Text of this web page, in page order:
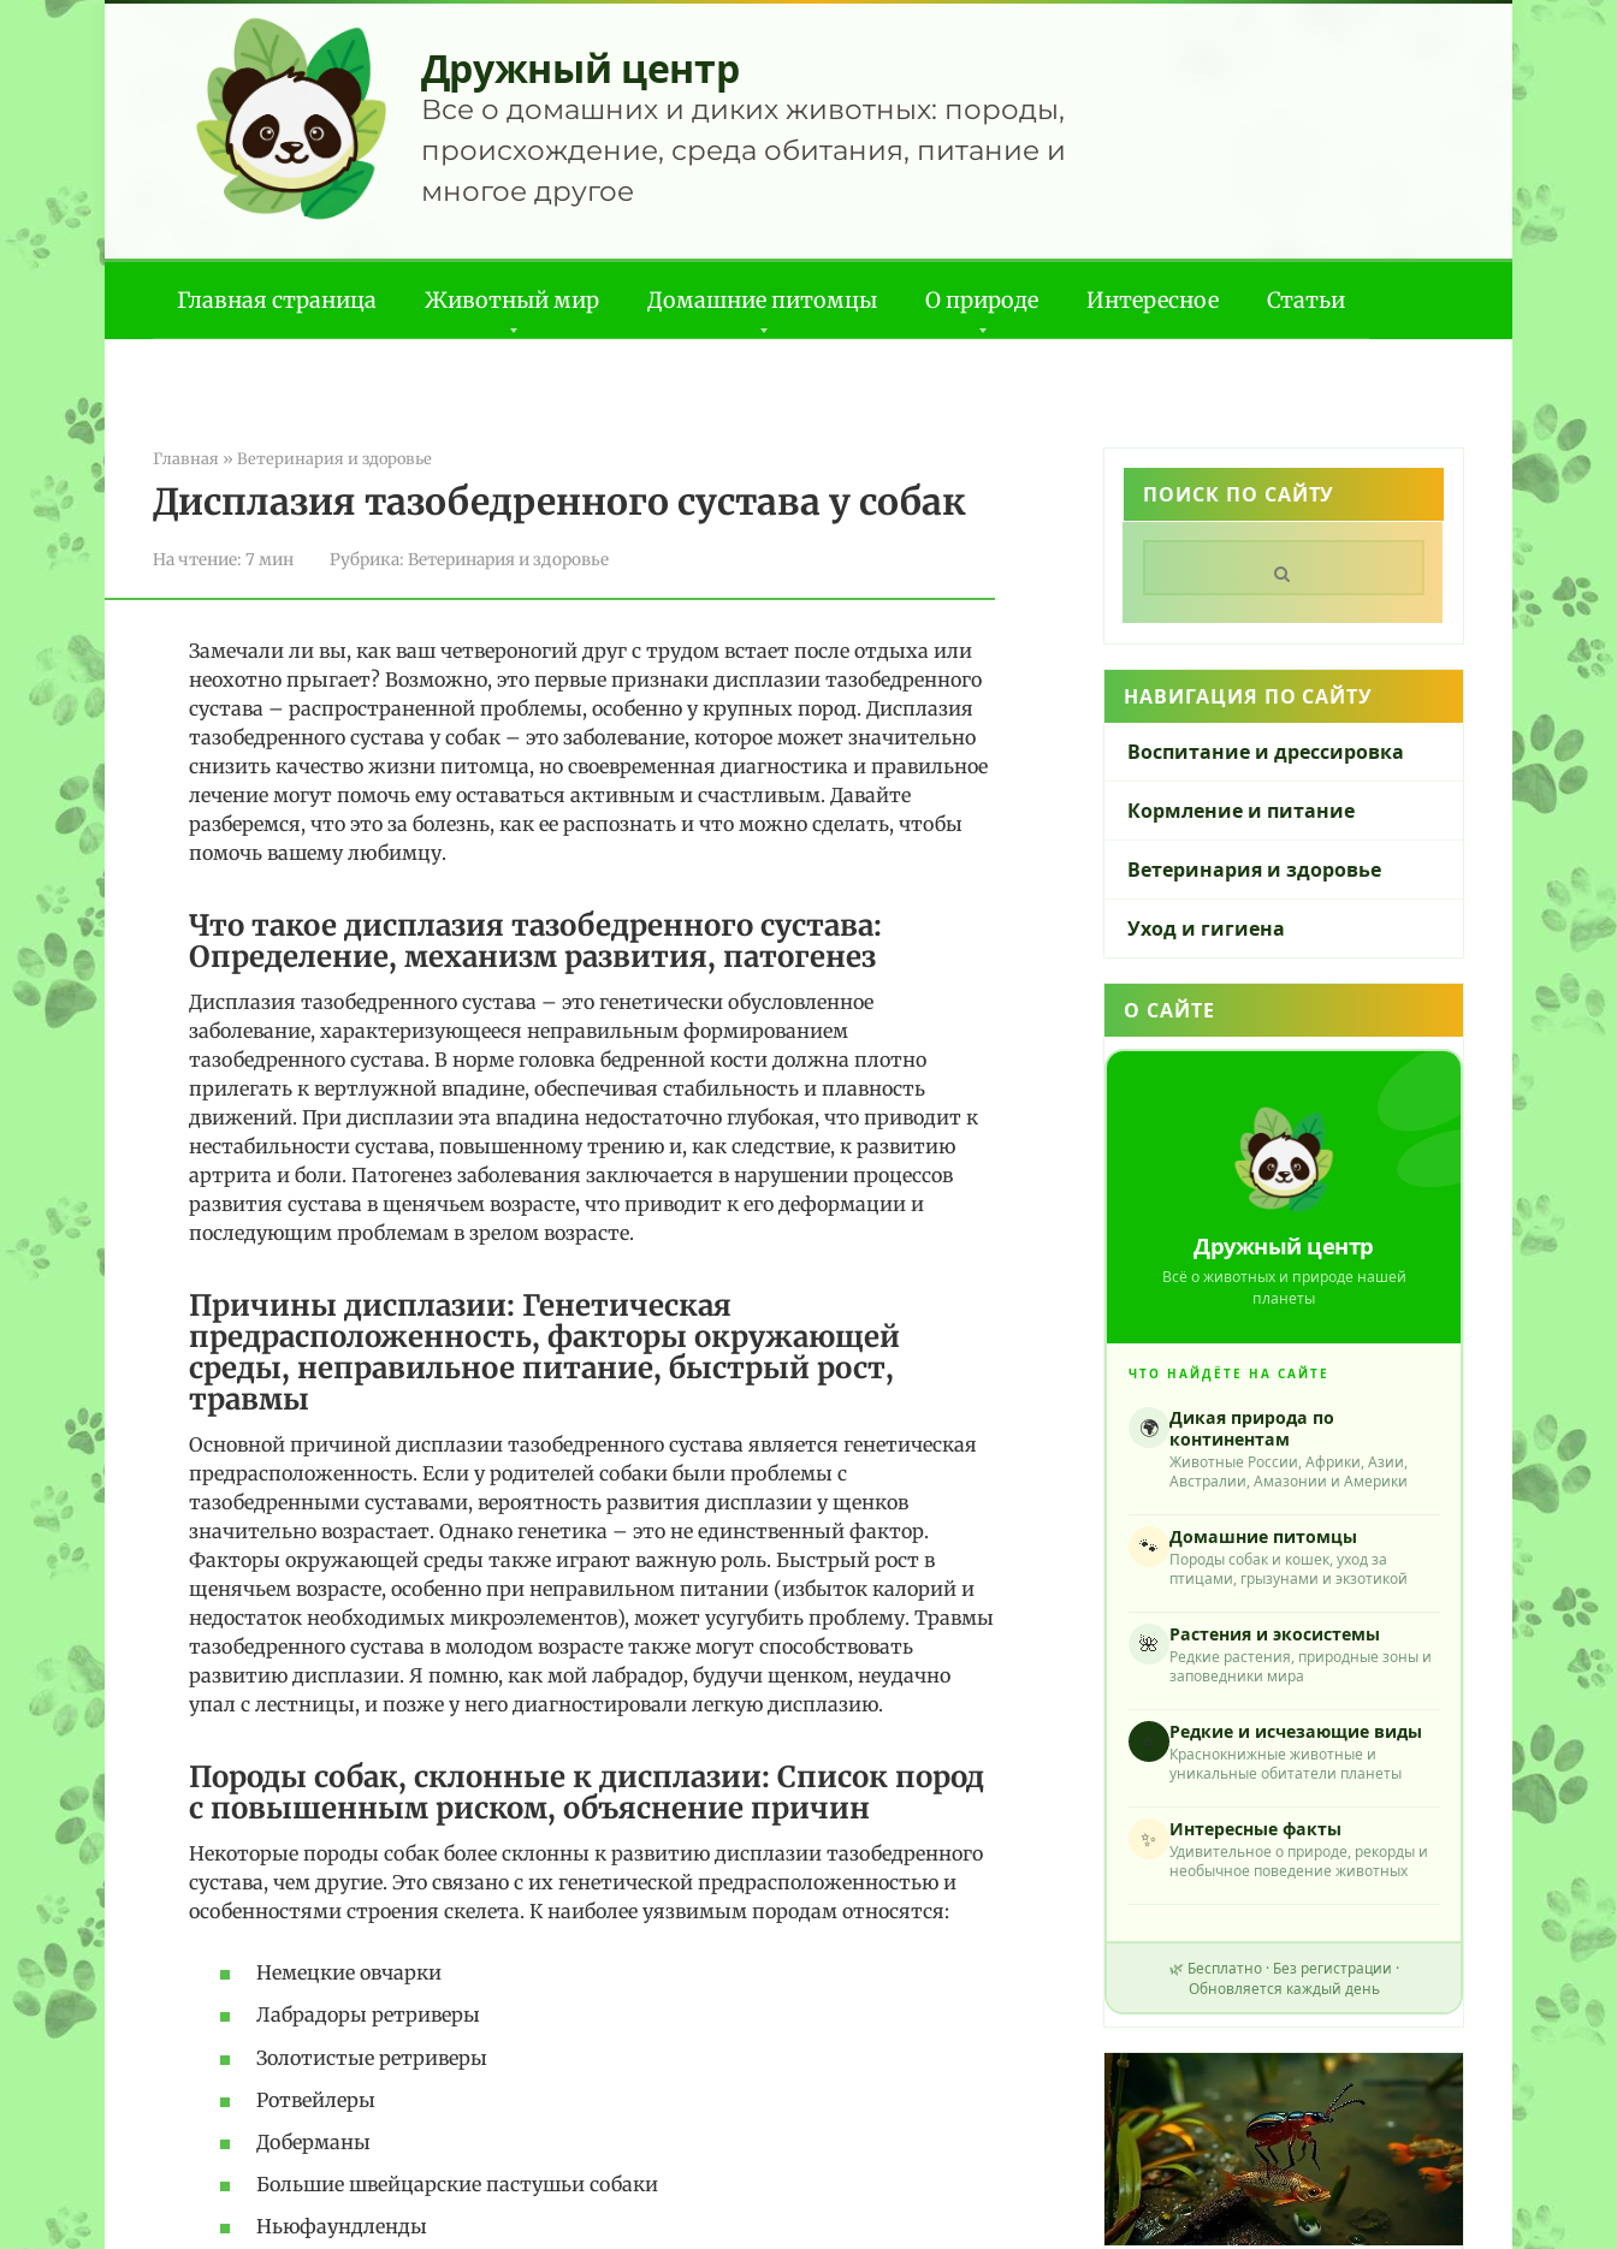
Перейти
Дружный центр
Все о домашних и диких животных: породы,
происхождение, среда обитания, питание и
многое другое
Главная страница Животный мир Домашние питомцы О природе Интересное Статьи
Главная » Ветеринария и здоровье
Дисплазия тазобедренного сустава у собак
На чтение: 7 мин Рубрика: Ветеринария и здоровье
Замечали ли вы, как ваш четвероногий друг с трудом встает после отдыха или
неохотно прыгает? Возможно, это первые признаки дисплазии тазобедренного
сустава – распространенной проблемы, особенно у крупных пород. Дисплазия
тазобедренного сустава у собак – это заболевание, которое может значительно
снизить качество жизни питомца, но своевременная диагностика и правильное
лечение могут помочь ему оставаться активным и счастливым. Давайте
разберемся, что это за болезнь, как ее распознать и что можно сделать, чтобы
помочь вашему любимцу.
Что такое дисплазия тазобедренного сустава:
Определение, механизм развития, патогенез
Дисплазия тазобедренного сустава – это генетически обусловленное
заболевание, характеризующееся неправильным формированием
тазобедренного сустава. В норме головка бедренной кости должна плотно
прилегать к вертлужной впадине, обеспечивая стабильность и плавность
движений. При дисплазии эта впадина недостаточно глубокая, что приводит к
нестабильности сустава, повышенному трению и, как следствие, к развитию
артрита и боли. Патогенез заболевания заключается в нарушении процессов
развития сустава в щенячьем возрасте, что приводит к его деформации и
последующим проблемам в зрелом возрасте.
Причины дисплазии: Генетическая
предрасположенность, факторы окружающей
среды, неправильное питание, быстрый рост,
травмы
Основной причиной дисплазии тазобедренного сустава является генетическая
предрасположенность. Если у родителей собаки были проблемы с
тазобедренными суставами, вероятность развития дисплазии у щенков
значительно возрастает. Однако генетика – это не единственный фактор.
Факторы окружающей среды также играют важную роль. Быстрый рост в
щенячьем возрасте, особенно при неправильном питании (избыток калорий и
недостаток необходимых микроэлементов), может усугубить проблему. Травмы
тазобедренного сустава в молодом возрасте также могут способствовать
развитию дисплазии. Я помню, как мой лабрадор, будучи щенком, неудачно
упал с лестницы, и позже у него диагностировали легкую дисплазию.
Породы собак, склонные к дисплазии: Список пород
с повышенным риском, объяснение причин
Некоторые породы собак более склонны к развитию дисплазии тазобедренного
сустава, чем другие. Это связано с их генетической предрасположенностью и
особенностями строения скелета. К наиболее уязвимым породам относятся:
Немецкие овчарки
Лабрадоры ретриверы
Золотистые ретриверы
Ротвейлеры
Доберманы
Большие швейцарские пастушьи собаки
Ньюфаундленды
ПОИСК ПО САЙТУ
НАВИГАЦИЯ ПО САЙТУ
Воспитание и дрессировка
Кормление и питание
Ветеринария и здоровье
Уход и гигиена
О САЙТЕ
Дружный центр
Всё о животных и природе нашей
планеты
ЧТО НАЙДЁТЕ НА САЙТЕ
🌍 Дикая природа по
континентам
Животные России, Африки, Азии,
Австралии, Амазонии и Америки
🐾 Домашние питомцы
Породы собак и кошек, уход за
птицами, грызунами и экзотикой
🌺 Растения и экосистемы
Редкие растения, природные зоны и
заповедники мира
⭐ Редкие и исчезающие виды
Краснокнижные животные и
уникальные обитатели планеты
✨ Интересные факты
Удивительное о природе, рекорды и
необычное поведение животных
🌿 Бесплатно · Без регистрации ·
Обновляется каждый день